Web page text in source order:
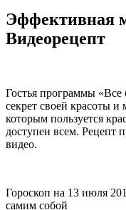
Эффективная
Видеорецепт
Гостья программы «Все
секрет своей красоты
которым пользуется
доступен всем. Рецепт
видео.
Гороскоп на 13 июля
самим собой